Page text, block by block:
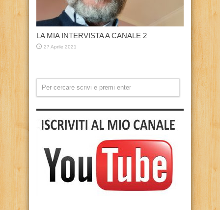
LA MIA INTERVISTA A CANALE 2
27 Aprile 2021